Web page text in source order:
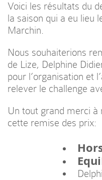
Voici les résultats du
la saison qui a eu lieu
Marchin.
Nous souhaiterions
de Lize, Delphine
pour l’organisation et
relever le challenge
Un tout grand merci à
cette remise des prix: